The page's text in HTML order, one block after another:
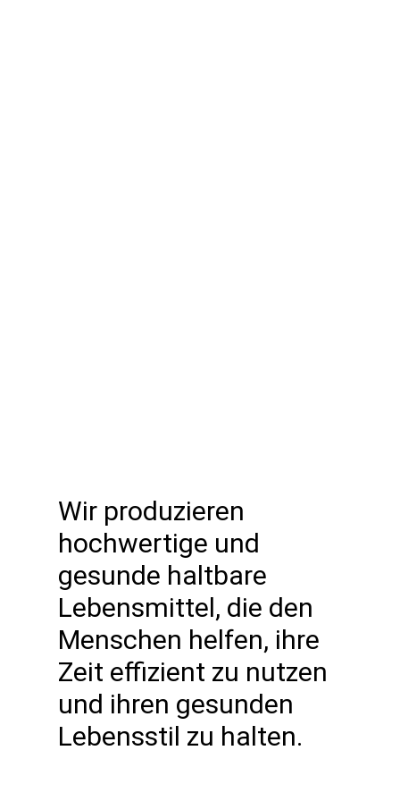
Wir produzieren
hochwertige und
gesunde haltbare
Lebensmittel, die den
Menschen helfen, ihre
Zeit effizient zu nutzen
und ihren gesunden
Lebensstil zu halten.